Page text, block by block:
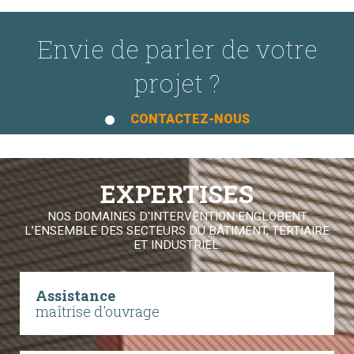
Envie de parler de votre
projet ?
CONTACTEZ-NOUS
EXPERTISES
NOS DOMAINES D'INTERVENTION ENGLOBENT
L’ENSEMBLE DES SECTEURS DU BÂTIMENT, TERTIAIRE
ET INDUSTRIEL.
Assistance
maîtrise d'ouvrage